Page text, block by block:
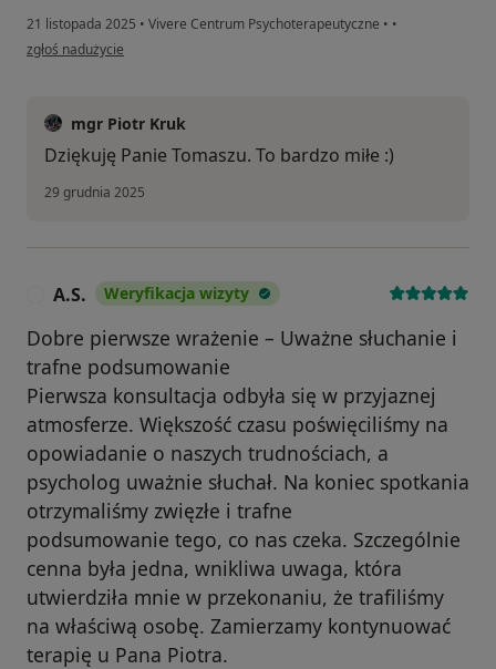
21 listopada 2025 • Vivere Centrum Psychoterapeutyczne • •
w opinii użytkownika Tomasz
zgłoś nadużycie
mgr Piotr Kruk
Dziękuję Panie Tomaszu. To bardzo miłe :)
29 grudnia 2025
A.S. Weryfikacja wizyty
Dobre pierwsze wrażenie – Uważne słuchanie i
trafne podsumowanie
Pierwsza konsultacja odbyła się w przyjaznej
atmosferze. Większość czasu poświęciliśmy na
opowiadanie o naszych trudnościach, a
psycholog uważnie słuchał. Na koniec spotkania
otrzymaliśmy zwięzłe i trafne
podsumowanie tego, co nas czeka. Szczególnie
cenna była jedna, wnikliwa uwaga, która
utwierdziła mnie w przekonaniu, że trafiliśmy
na właściwą osobę. Zamierzamy kontynuować
terapię u Pana Piotra.